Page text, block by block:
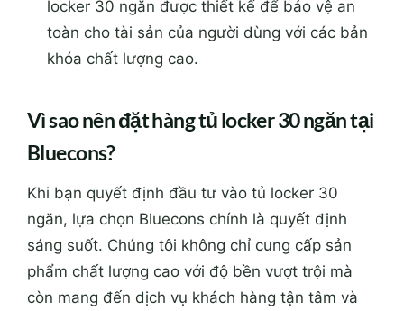
locker 30 ngăn được thiết kế để bảo vệ an
toàn cho tài sản của người dùng với các bản
khóa chất lượng cao.
Vì sao nên đặt hàng tủ locker 30 ngăn tại
Bluecons?
Khi bạn quyết định đầu tư vào tủ locker 30
ngăn, lựa chọn Bluecons chính là quyết định
sáng suốt. Chúng tôi không chỉ cung cấp sản
phẩm chất lượng cao với độ bền vượt trội mà
còn mang đến dịch vụ khách hàng tận tâm và